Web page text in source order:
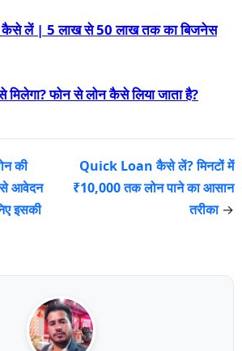
लें | 5 लाख से 50 लाख तक का बिजनेस
फोन से लोन कैसे लिया जाता है?
की
आवेदन
इसकी
Quick Loan कैसे लें? मिनटों में
₹10,000 तक लोन पाने का आसान
तरीका→